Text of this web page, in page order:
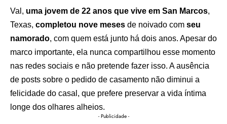
Val, uma jovem de 22 anos que vive em San Marcos,
Texas, completou nove meses de noivado com seu
namorado, com quem está junto há dois anos. Apesar do
marco importante, ela nunca compartilhou esse momento
nas redes sociais e não pretende fazer isso. A ausência
de posts sobre o pedido de casamento não diminui a
felicidade do casal, que prefere preservar a vida íntima
longe dos olhares alheios.
- Publicidade -